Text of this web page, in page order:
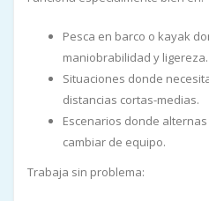
Pesca en barco o kayak
maniobrabilidad y ligereza.
Situaciones donde
distancias cortas-medias.
Escenarios donde
cambiar de equipo.
Trabaja sin problema: